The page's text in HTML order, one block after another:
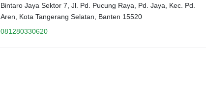
Bintaro Jaya Sektor 7, Jl. Pd. Pucung Raya, Pd. Jaya, Kec. Pd.
Aren, Kota Tangerang Selatan, Banten 15520
081280330620